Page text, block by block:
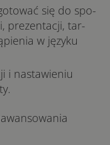
się do spo­­
pre­­ze­n­ta­­cji, ta­r­
w języku
i na­sta­wie­niu